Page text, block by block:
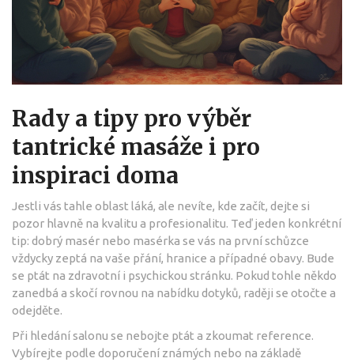
Rady a tipy pro výběr
tantrické masáže i pro
inspiraci doma
Jestli vás tahle oblast láká, ale nevíte, kde začít, dejte si
pozor hlavně na kvalitu a profesionalitu. Teď jeden konkrétní
tip: dobrý masér nebo masérka se vás na první schůzce
vždycky zeptá na vaše přání, hranice a případné obavy. Bude
se ptát na zdravotní i psychickou stránku. Pokud tohle někdo
zanedbá a skočí rovnou na nabídku dotyků, raději se otočte a
odejděte.
Při hledání salonu se nebojte ptát a zkoumat reference.
Vybírejte podle doporučení známých nebo na základě